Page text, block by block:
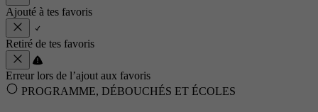
Ajouté à tes favoris
Retiré de tes favoris
Erreur lors de l’ajout aux favoris
PROGRAMME, DÉBOUCHÉS ET ÉCOLES